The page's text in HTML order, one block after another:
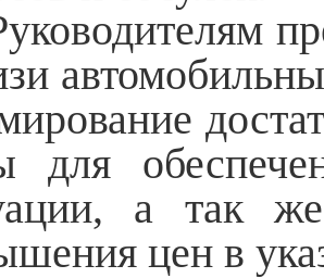
для
а так
цен в